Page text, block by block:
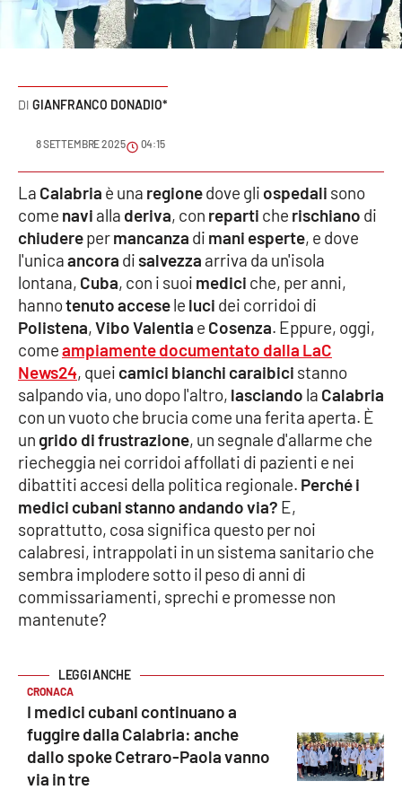
Sport
Meteo
Editoriali
VIDEO
Ambiente
Cronaca
Cultura
Economia e Lavoro
Politica
Sanità
Società
RUBRICHE
Good Morning Vietnam
GIANFRANCO DONADIO*
8 SETTEMBRE 2025 04:15
La Calabria è una regionedove gli ospedali sono
come navi alla deriva, con reparti che rischiano di
chiuderepermancanza di mani esperte, e dove
l'unicaancora disalvezza arriva da un'isola
lontana, Cuba, con i suoi medici che, per anni,
hannotenuto accesele luci dei corridoi di
Polistena,Vibo Valentia e Cosenza. Eppure, oggi,
comeampiamente documentato dalla LaC
News24, quei camici bianchi caraibici stanno
salpando via, uno dopo l'altro, lasciando la Calabria
con un vuoto che brucia come una ferita aperta. È
un grido di frustrazione, un segnale d'allarme che
riecheggia nei corridoi affollati di pazienti e nei
dibattiti accesi della politica regionale. Perché i
medici cubani stanno andando via? E,
soprattutto, cosa significa questo per noi
calabresi, intrappolati in un sistema sanitario che
sembra implodere sotto il peso di anni di
commissariamenti, sprechi e promesse non
mantenute?
CRONACA
I medici cubani continuano a
fuggire dalla Calabria: anche
dallo spoke Cetraro-Paola vanno
via in tre